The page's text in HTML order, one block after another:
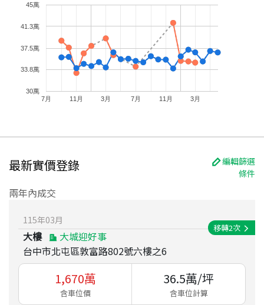
7月 11月 3月 7月 11月 3月
30萬
33.8萬
37.5萬
41.3萬
45萬
最新實價登錄
編輯篩選
條件
兩年內成交
115年03月
大樓
大城迎好事
台中市北屯區敦富路802號六樓之6
移轉2次
1,670萬
含車位價
36.5萬/坪
含車位計算